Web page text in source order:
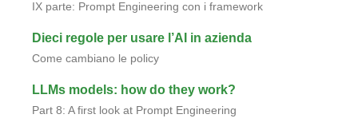
IX parte: Prompt Engineering con i framework
Dieci regole per usare l’AI in azienda
Come cambiano le policy
LLMs models: how do they work?
Part 8: A first look at Prompt Engineering